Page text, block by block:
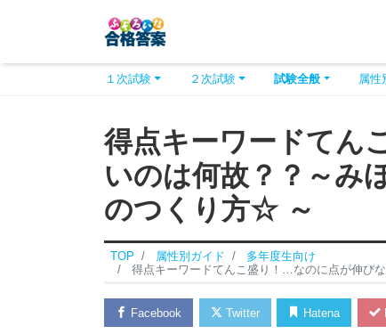
１次試験 ２次試験 試験全般 属性
得点キーワードてん
いのは何故？？～み
のつくり方☆ ～
TOP 属性別ガイド
多年度生向け
得点キーワードてんこ盛り！…なのに点が伸び
Facebook Twitter Hatena